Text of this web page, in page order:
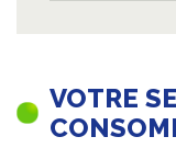
VOTRE